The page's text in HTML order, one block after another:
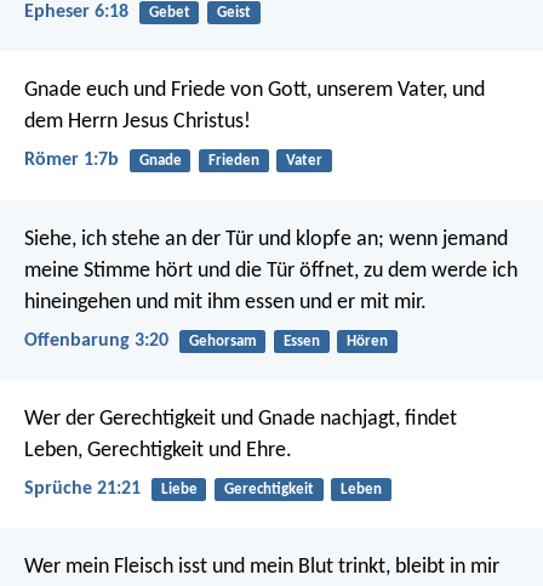
Epheser 6:18 Gebet Geist
Gnade euch und Friede von Gott, unserem Vater, und
dem Herrn Jesus Christus!
Römer 1:7b Gnade Frieden Vater
Siehe, ich stehe an der Tür und klopfe an; wenn jemand
meine Stimme hört und die Tür öffnet, zu dem werde ich
hineingehen und mit ihm essen und er mit mir.
Offenbarung 3:20 Gehorsam Essen Hören
Wer der Gerechtigkeit und Gnade nachjagt, findet
Leben, Gerechtigkeit und Ehre.
Sprüche 21:21 Liebe Gerechtigkeit Leben
Wer mein Fleisch isst und mein Blut trinkt, bleibt in mir